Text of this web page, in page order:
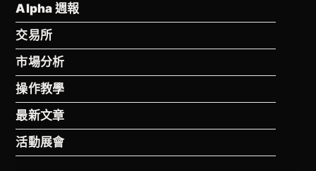
Alpha 週報
交易所
市場分析
操作教學
最新文章
活動展會